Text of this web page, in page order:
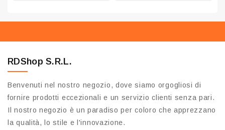
RDShop S.R.L.
Benvenuti nel nostro negozio, dove siamo orgogliosi di
fornire prodotti eccezionali e un servizio clienti senza pari.
Il nostro negozio è un paradiso per coloro che apprezzano
la qualità, lo stile e l'innovazione.